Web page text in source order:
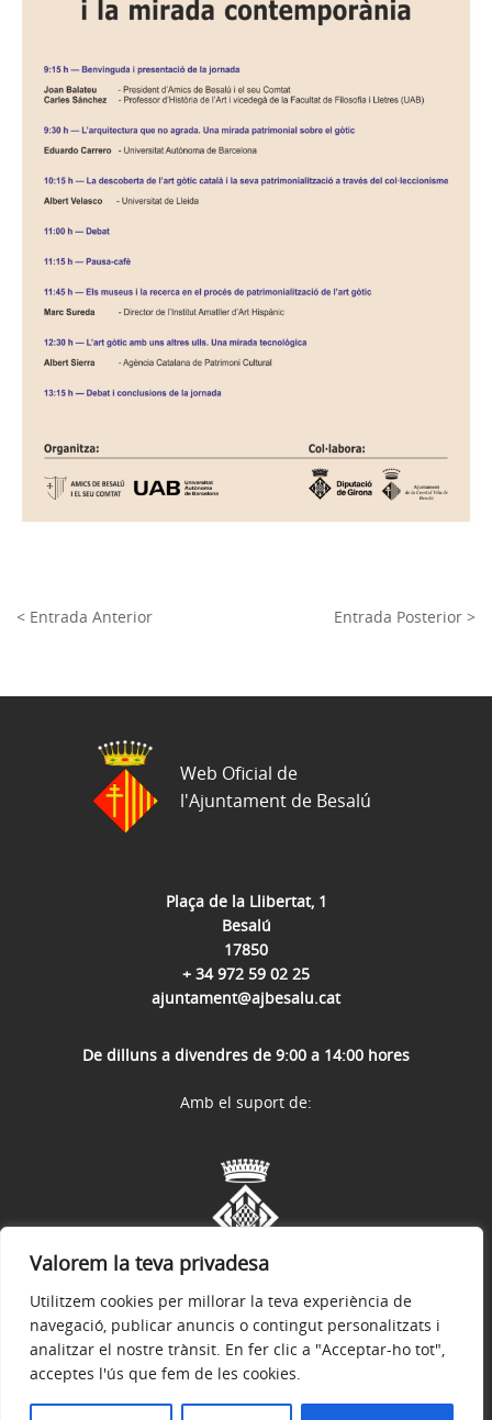
Valorem la teva privadesa
Utilitzem cookies per millorar la teva experiència de
navegació, publicar anuncis o contingut personalitzats i
analitzar el nostre trànsit. En fer clic a "Acceptar-ho tot",
acceptes l'ús que fem de les cookies.
< Entrada Anterior Entrada Posterior >
Plaça de la Llibertat, 1
Besalú
17850
+ 34 972 59 02 25
ajuntament@ajbesalu.cat
De dilluns a divendres de 9:00 a 14:00 hores
Web Oficial de
l'Ajuntament de Besalú
Avís legal Política de privacitat
© 2026
Amb el suport de: